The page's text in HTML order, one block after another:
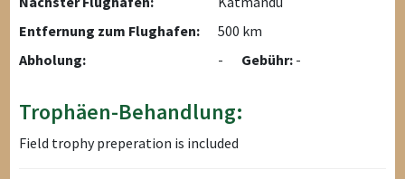
Entfernung zum Flughafen:
500 km
Abholung:
- Gebühr: -
Trophäen-Behandlung:
Field trophy preperation is included